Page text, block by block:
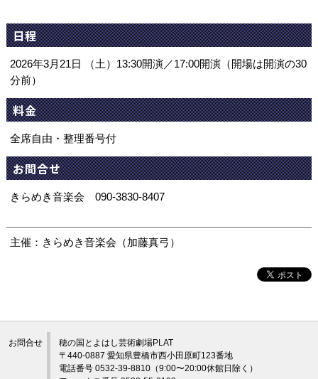
日程
2026年3月21日 （土）13:30開演／17:00開演（開場は開演の30
分前）
料金
全席自由・整理番号付
お問合せ
きらめき音楽会 090-3830-8407
主催：きらめき音楽会（加藤真弓）
お問合せ
穂の国とよはし芸術劇場PLAT
〒440-0887 愛知県豊橋市西小田原町123番地
電話番号 0532-39-8810（9:00〜20:00休館日除く）